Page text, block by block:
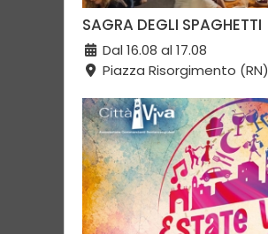
SAGRA DEGLI SPAGHETTI
Dal 16.08 al 17.08
Piazza Risorgimento (RN)